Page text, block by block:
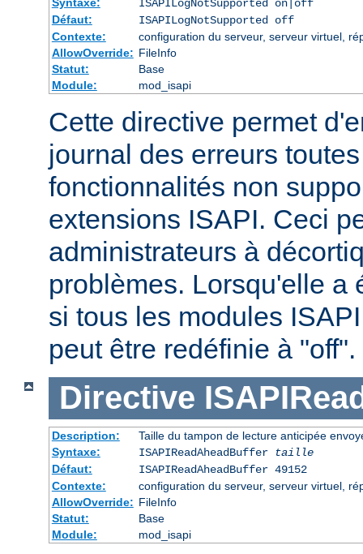
ISAPILogNotSupported on|off
Défaut:
ISAPILogNotSupported off
Contexte:
configuration du serveur, serveur virtuel,
AllowOverride: FileInfo
Statut:
Base
Module:
mod_isapi
Cette directive permet
journal des erreurs
fonctionnalités non
extensions ISAPI. Ceci
administrateurs à
problèmes. Lorsqu'elle a
si tous les modules
peut être redéfinie à "off".
Directive
Description:
Taille du tampon de lecture anticipée
Syntaxe:
ISAPIReadAheadBuffer
taille
Défaut:
ISAPIReadAheadBuffer 49152
Contexte:
configuration du serveur, serveur virtuel,
AllowOverride: FileInfo
Statut:
Base
Module:
mod_isapi